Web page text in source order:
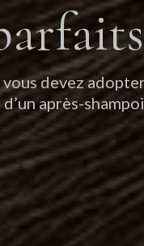
devez
d’un après-